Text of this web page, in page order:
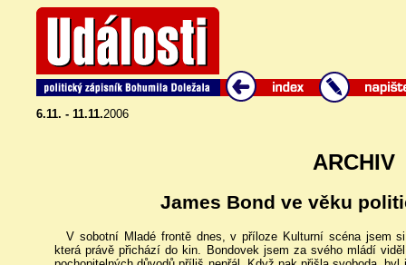
6.11. - 11.11.2006
ARCHIV
James Bond ve věku
V sobotní Mladé frontě dnes, v příloze Kulturní scéna jsem
která právě přichází do kin. Bondovek jsem za svého mládí